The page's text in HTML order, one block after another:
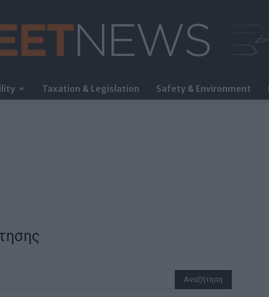
FleetNews
Taxation & Legislation Safety & Environment